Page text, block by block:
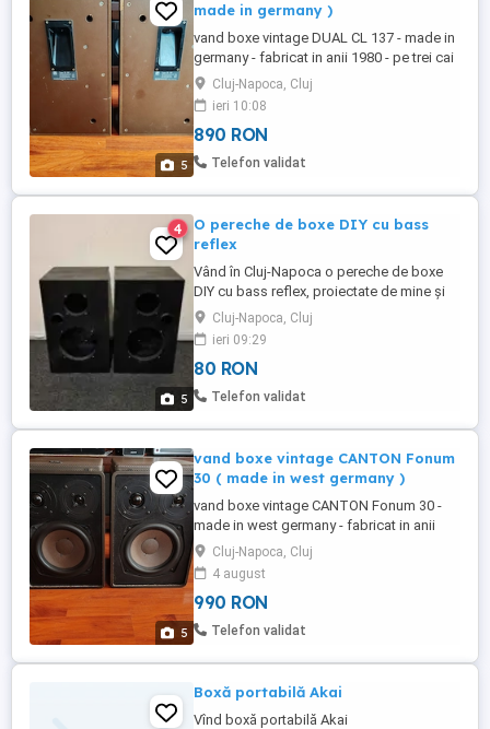
5
made in germany )
vand boxe vintage DUAL CL 137 - made in
germany - fabricat in anii 1980 - pe trei cai
- impedenta nominala 4 ohmi - putere
nominala 20 W - putere muzicala 35 W - in
stare foarte buna functioneaza si se aude
perfect - se poate vedea in huedin sau cluj
- nu trimit in tara - pret 890 lei.
Cluj-Napoca, Cluj
ieri 10:08
890 RON
Telefon validat
5
4
O pereche de boxe DIY cu bass
reflex
Vând în Cluj-Napoca o pereche de boxe
DIY cu bass reflex, proiectate de mine și
făcute de o firmă de mobilă, acum vreo 15
ani.
Cluj-Napoca, Cluj
ieri 09:29
80 RON
Telefon validat
5
vand boxe vintage CANTON Fonum
30 ( made in west germany )
vand boxe vintage CANTON Fonum 30 -
made in west germany - fabricat in anii
1980 - pe trei cai - impedanta 8 ohm -
putere nominala 50 wati - putere muzicala
80 wati - interval de frecventa 36 ..... 30 000
hz - in stare foarte buna functioneaza si
se aude perfect - se poate vedea in
Cluj-Napoca, Cluj
4 august
990 RON
Telefon validat
Boxă portabilă Akai
Vînd boxă portabilă Akai